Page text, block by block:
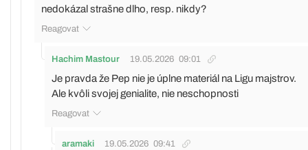
nedokázal strašne dlho, resp. nikdy?
Reagovat
Hachim Mastour 19.05.2026 09:01
Je pravda že Pep nie je úplne materiál na Ligu majstrov.
Ale kvôli svojej genialite, nie neschopnosti
Reagovat
aramaki 19.05.2026 09:41